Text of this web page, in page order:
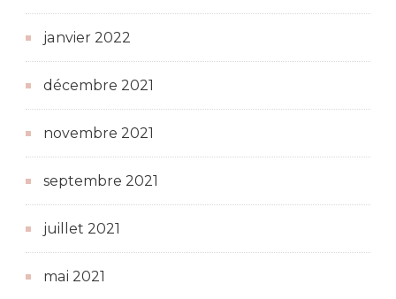
janvier 2022
décembre 2021
novembre 2021
septembre 2021
juillet 2021
mai 2021